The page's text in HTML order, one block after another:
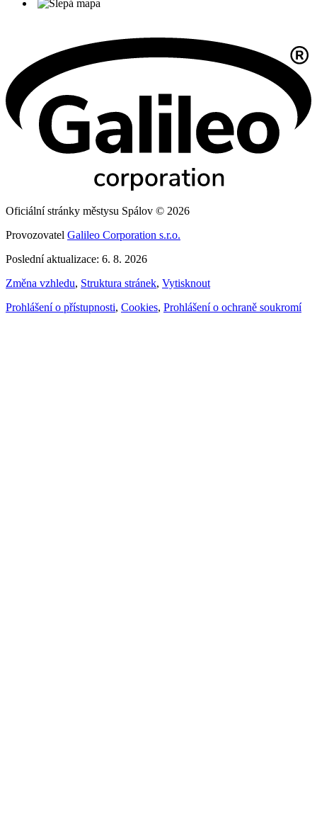
Oficiální stránky městysu Spálov © 2026
Provozovatel Galileo Corporation s.r.o.
Poslední aktualizace: 6. 8. 2026
Změna vzhledu, Struktura stránek, Vytisknout
Prohlášení o přístupnosti, Cookies, Prohlášení o ochraně soukromí